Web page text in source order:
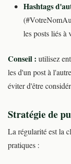
Hashtags
les posts liés à
Conseil : utilisez
les d'un post à
éviter d'être
Stratégie de
La régularité est la
pratiques :